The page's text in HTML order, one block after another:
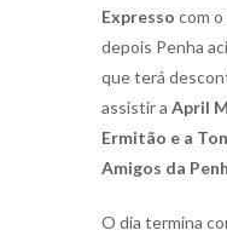
Expresso com o
depois Penha
que terá
assistir a April
Ermitão e a
Amigos da
O dia termina